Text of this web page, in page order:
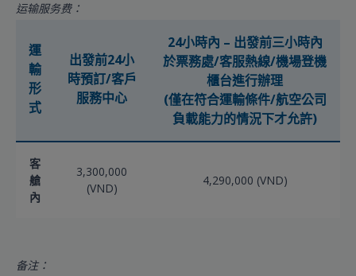
运输服务费：
運
輸
形
式
出發前24小
時預訂/客戶
服務中心
24小時內 – 出發前三小時內
於票務處/客服熱線/機場登機
櫃台進行辦理
(僅在符合運輸條件/航空公司
負載能力的情況下才允許)
客
艙
內
3,300,000
(VND)
4,290,000 (VND)
备注：